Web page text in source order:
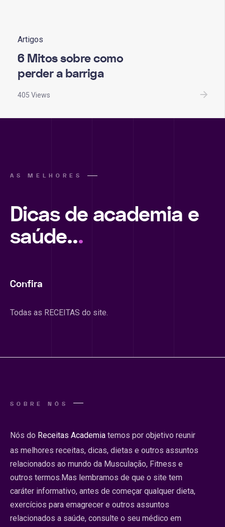
Artigos
6 Mitos sobre como
perder a barriga
405 Views
AS MELHORES
Dicas de academia e
saúde...
Confira
Todas as RECEITAS do site.
SOBRE NÓS
Nós do Receitas Academia temos por objetivo reunir
as melhores receitas, dicas, dietas e outros assuntos
relacionados ao mundo da Musculação, Fitness e
outros termos.Mas lembramos de que o site tem
caráter informativo, antes de começar qualquer dieta,
exercícios para emagrecer e outros assuntos
relacionados a saúde, consulte o seu médico em